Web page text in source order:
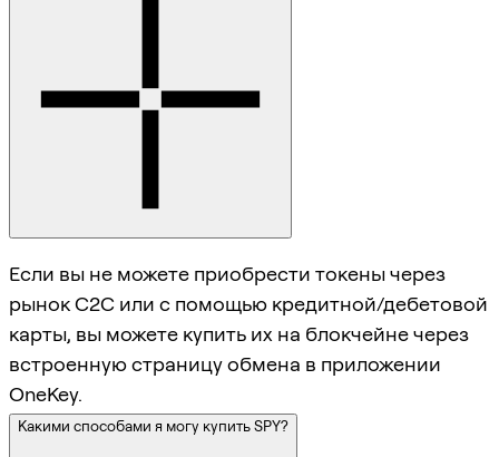
Если вы не можете приобрести токены через
рынок C2C или с помощью кредитной/дебетовой
карты, вы можете купить их на блокчейне через
встроенную страницу обмена в приложении
OneKey.
Какими способами я могу купить SPY?